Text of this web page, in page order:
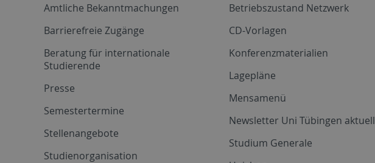
Amtliche Bekanntmachungen
Barrierefreie Zugänge
Beratung für internationale
Studierende
Presse
Semestertermine
Stellenangebote
Studienorganisation
Betriebszustand Netzwerk
CD-Vorlagen
Konferenzmaterialien
Lagepläne
Mensamenü
Newsletter Uni Tübingen aktuell
Studium Generale